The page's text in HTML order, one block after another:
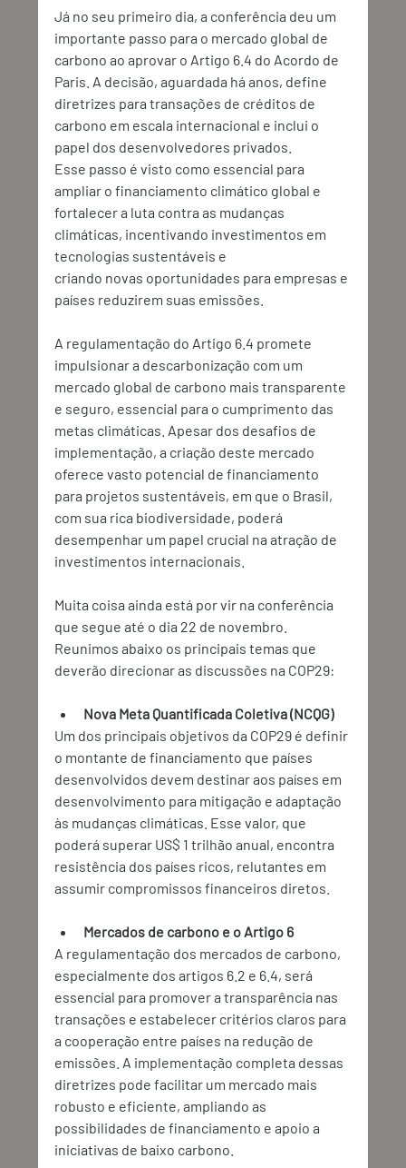
Já no seu primeiro dia, a conferência deu um
importante passo para o mercado global de
carbono ao aprovar o Artigo 6.4 do Acordo de
Paris. A decisão, aguardada há anos, define
diretrizes para transações de créditos de
carbono em escala internacional e inclui o
papel dos desenvolvedores privados.
Esse passo é visto como essencial para
ampliar o financiamento climático global e
fortalecer a luta contra as mudanças
climáticas, incentivando investimentos em
tecnologias sustentáveis e
criando novas oportunidades para empresas e
países reduzirem suas emissões.
A regulamentação do Artigo 6.4 promete
impulsionar a descarbonização com um
mercado global de carbono mais transparente
e seguro, essencial para o cumprimento das
metas climáticas. Apesar dos desafios de
implementação, a criação deste mercado
oferece vasto potencial de financiamento
para projetos sustentáveis, em que o Brasil,
com sua rica biodiversidade, poderá
desempenhar um papel crucial na atração de
investimentos internacionais.
Muita coisa ainda está por vir na conferência
que segue até o dia 22 de novembro.
Reunimos abaixo os principais temas que
deverão direcionar as discussões na COP29:
Nova Meta Quantificada Coletiva (NCQG)
Um dos principais objetivos da COP29 é definir
o montante de financiamento que países
desenvolvidos devem destinar aos países em
desenvolvimento para mitigação e adaptação
às mudanças climáticas. Esse valor, que
poderá superar US$ 1 trilhão anual, encontra
resistência dos países ricos, relutantes em
assumir compromissos financeiros diretos.
Mercados de carbono e o Artigo 6
A regulamentação dos mercados de carbono,
especialmente dos artigos 6.2 e 6.4, será
essencial para promover a transparência nas
transações e estabelecer critérios claros para
a cooperação entre países na redução de
emissões. A implementação completa dessas
diretrizes pode facilitar um mercado mais
robusto e eficiente, ampliando as
possibilidades de financiamento e apoio a
iniciativas de baixo carbono.